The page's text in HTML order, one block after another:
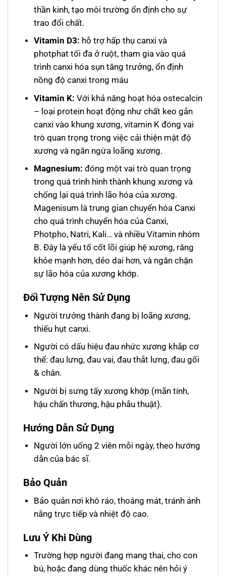
thần kinh, tạo môi trường ổn định cho sự
trao đổi chất.
Vitamin D3: hỗ trợ hấp thụ canxi và
photphat tối đa ở ruột, tham gia vào quá
trình canxi hóa sụn tăng trưởng, ổn định
nồng độ canxi trong máu
Vitamin K: Với khả năng hoạt hóa ostecalcin
– loại protein hoạt động như chất keo gắn
canxi vào khung xương, vitamin K đóng vai
trò quan trọng trong việc cải thiện mật độ
xương và ngăn ngừa loãng xương.
Magnesium: đóng một vai trò quan trọng
trong quá trình hình thành khung xương và
chống lại quá trình lão hóa của xương.
Magenisum là trung gian chuyển hóa Canxi
cho quá trình chuyển hóa của Canxi,
Photpho, Natri, Kali… và nhiều Vitamin nhóm
B. Đây là yếu tố cốt lõi giúp hệ xương, răng
khỏe mạnh hơn, dẻo dai hơn, và ngăn chặn
sự lão hóa của xương khớp.
Đối Tượng Nên Sử Dụng
Người trưởng thành đang bị loãng xương,
thiếu hụt canxi.
Người có dấu hiệu đau nhức xương khắp cơ
thể: đau lưng, đau vai, đau thắt lưng, đau gối
& chân.
Người bị sưng tấy xương khớp (mãn tính,
hậu chấn thương, hậu phẫu thuật).
Hướng Dẫn Sử Dụng
Người lớn uống 2 viên mỗi ngày, theo hướng
dẫn của bác sĩ.
Bảo Quản
Bảo quản nơi khô ráo, thoáng mát, tránh ánh
nắng trực tiếp và nhiệt độ cao.
Lưu Ý Khi Dùng
Trường hợp người đang mang thai, cho con
bú, hoặc đang dùng thuốc khác nên hỏi ý